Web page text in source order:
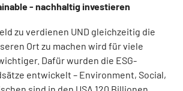
- nachhaltig investieren
zu verdienen UND gleichzeitig die
Ort zu machen wird für viele
Dafür wurden die ESG-
entwickelt – Environment, Social,